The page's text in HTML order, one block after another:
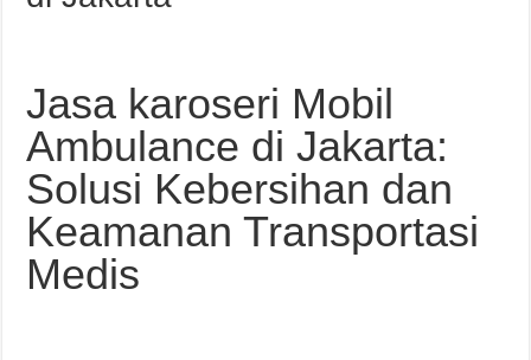
Jasa karoseri Mobil
Ambulance di Jakarta:
Solusi Kebersihan dan
Keamanan Transportasi
Medis